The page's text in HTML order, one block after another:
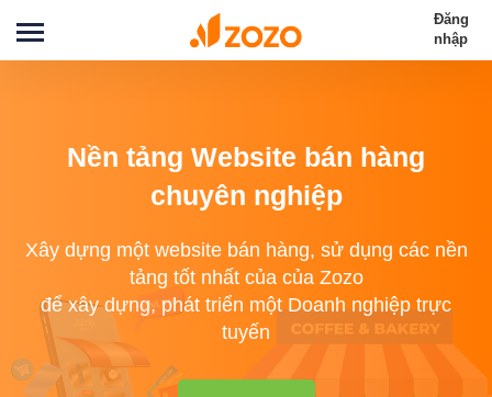
Đăng
nhập
Nền tảng Website bán hàng
chuyên nghiệp
Xây dựng một website bán hàng, sử dụng các nền
tảng tốt nhất của của Zozo
để xây dựng, phát triển một Doanh nghiệp trực
tuyến